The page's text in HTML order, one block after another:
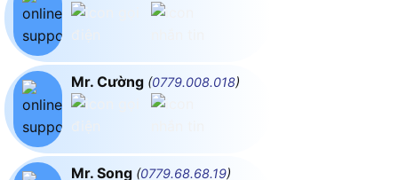
Mr. Cường (0779.008.018)
Mr. Song (0779.68.68.19)